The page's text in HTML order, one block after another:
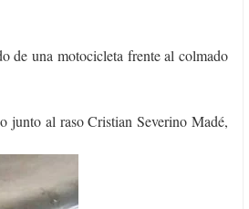
de una motocicleta frente al colmado
junto al raso Cristian Severino Madé,